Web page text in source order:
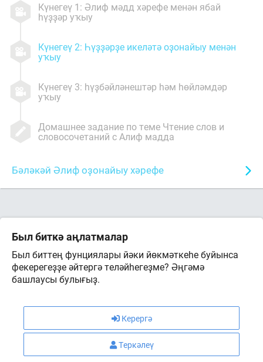
Күнегеү 1: Әлиф мәдд хәрефе менән ябай
һүҙҙәр уҡыу
Күнегеү 2: Һүҙҙәрҙе икеләтә оҙонайыу менән
уҡыу
Күнегеү 3: һүҙбәйләнештәр һәм һөйләмдәр
уҡыу
Домашнее задание по теме Чтение слов и
словосочетаний с Алиф мадда
Бәләкәй Әлиф оҙонайыу хәрефе
Был биткә аңлатмалар
Был биттең фунциялары йәки йөкмәткеһе буйынса
фекерегеҙҙе әйтергә теләйһегеҙме? Әңгәмә
башлаусы булығыҙ.
Керергә
Теркәлеү